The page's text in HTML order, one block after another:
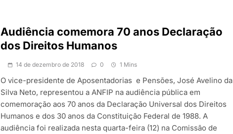
Audiência comemora 70 anos Declaração
dos Direitos Humanos
14 de dezembro de 2018 0 1 Mins
O vice-presidente de Aposentadorias e Pensões, José Avelino da
Silva Neto, representou a ANFIP na audiência pública em
comemoração aos 70 anos da Declaração Universal dos Direitos
Humanos e dos 30 anos da Constituição Federal de 1988. A
audiência foi realizada nesta quarta-feira (12) na Comissão de